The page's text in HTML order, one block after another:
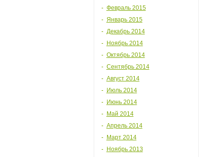
Февраль 2015
Январь 2015
Декабрь 2014
Ноябрь 2014
Октябрь 2014
Сентябрь 2014
Август 2014
Июль 2014
Июнь 2014
Май 2014
Апрель 2014
Март 2014
Ноябрь 2013